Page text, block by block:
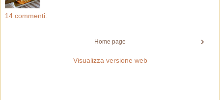
14 commenti:
›
Home page
Visualizza versione web